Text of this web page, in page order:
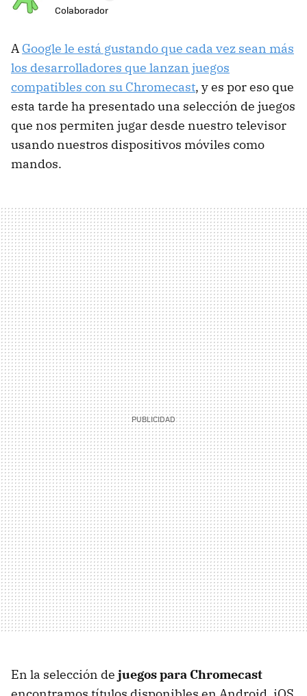
Colaborador
A Google le está gustando que cada vez sean más
los desarrolladores que lanzan juegos
compatibles con su Chromecast, y es por eso que
esta tarde ha presentado una selección de juegos
que nos permiten jugar desde nuestro televisor
usando nuestros dispositivos móviles como
mandos.
En la selección de juegos para Chromecast